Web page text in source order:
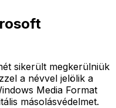
sikerült megkerülniük
a névvel jelölik a
Media Format
másolásvédelmet.